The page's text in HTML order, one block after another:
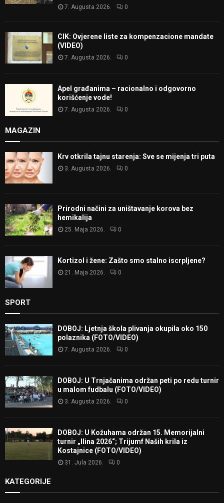
7. Augusta 2026. 0
CIK: Ovjerene liste za kompenzacione mandate
(VIDEO)
7. Augusta 2026. 0
Apel građanima – racionalno i odgovorno
korišćenje vode!
7. Augusta 2026. 0
MAGAZIN
Krv otkrila tajnu starenja: Sve se mijenja tri puta
3. Augusta 2026. 0
Prirodni načini za uništavanje korova bez
hemikalija
25. Maja 2026. 0
Kortizol i žene: Zašto smo stalno iscrpljene?
21. Maja 2026. 0
SPORT
DOBOJ: Ljetnja škola plivanja okupila oko 150
polaznika (FOTO/VIDEO)
7. Augusta 2026. 0
DOBOJ: U Trnjačanima održan peti po redu turnir
u malom fudbalu (FOTO/VIDEO)
3. Augusta 2026. 0
DOBOJ: U Kožuhama održan 15. Memorijalni
turnir „Ilina 2026“; Trijumf Naših krila iz
Kostajnice (FOTO/VIDEO)
31. Jula 2026. 0
KATEGORIJE